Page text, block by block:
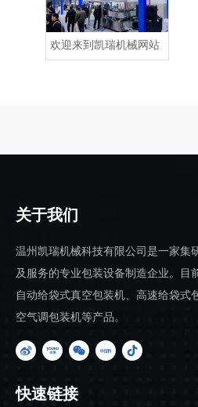
欢迎来到凯瑞机械网站
关于我们
温州凯瑞机械科技有限公司是一家集
及服务的专业包装设备制造企业。目
自动给袋式真空包装机、高速给袋式
空气调包装机等产品。
快速链接